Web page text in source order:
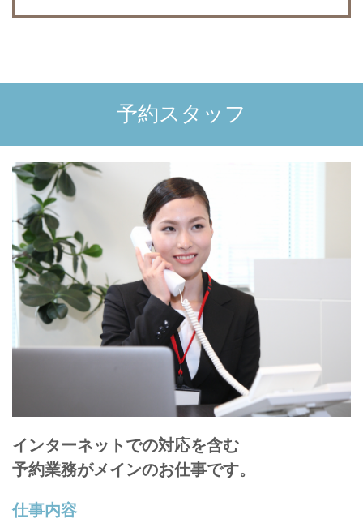
予約スタッフ
インターネットでの対応を含む
予約業務がメインのお仕事です。
仕事内容